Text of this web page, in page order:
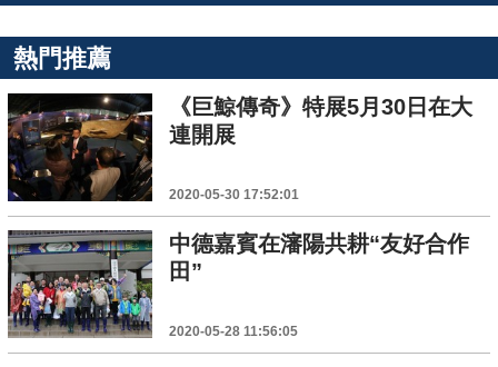
熱門推薦
《巨鯨傳奇》特展5月30日在大
連開展
2020-05-30 17:52:01
中德嘉賓在瀋陽共耕“友好合作
田”
2020-05-28 11:56:05